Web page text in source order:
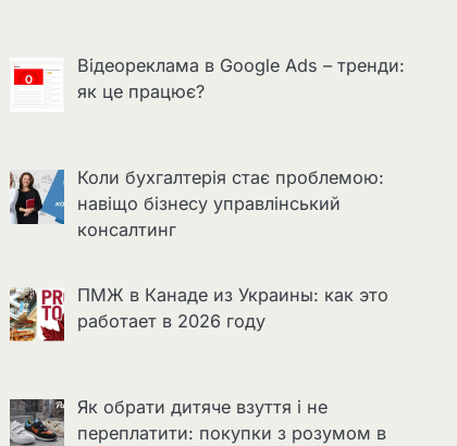
Відеореклама в Google Ads – тренди:
як це працює?
Коли бухгалтерія стає проблемою:
навіщо бізнесу управлінський
консалтинг
ПМЖ в Канаде из Украины: как это
работает в 2026 году
Як обрати дитяче взуття і не
переплатити: покупки з розумом в